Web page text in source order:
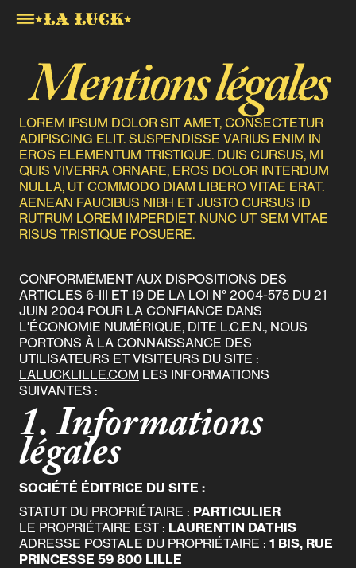
Mentions légales
LOREM IPSUM DOLOR SIT AMET, CONSECTETUR
ADIPISCING ELIT. SUSPENDISSE VARIUS ENIM IN
EROS ELEMENTUM TRISTIQUE. DUIS CURSUS, MI
QUIS VIVERRA ORNARE, EROS DOLOR INTERDUM
NULLA, UT COMMODO DIAM LIBERO VITAE ERAT.
AENEAN FAUCIBUS NIBH ET JUSTO CURSUS ID
RUTRUM LOREM IMPERDIET. NUNC UT SEM VITAE
RISUS TRISTIQUE POSUERE.
CONFORMÉMENT AUX DISPOSITIONS DES
ARTICLES 6-III ET 19 DE LA LOI N° 2004-575 DU 21
JUIN 2004 POUR LA CONFIANCE DANS
L'ÉCONOMIE NUMÉRIQUE, DITE L.C.E.N., NOUS
PORTONS À LA CONNAISSANCE DES
UTILISATEURS ET VISITEURS DU SITE :
LALUCKLILLE.COM LES INFORMATIONS
SUIVANTES :
1. Informations
légales
SOCIÉTÉ ÉDITRICE DU SITE :
STATUT DU PROPRIÉTAIRE : PARTICULIER
LE PROPRIÉTAIRE EST : LAURENTIN DATHIS
ADRESSE POSTALE DU PROPRIÉTAIRE : 1 BIS, RUE
PRINCESSE 59 800 LILLE